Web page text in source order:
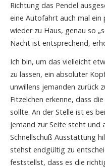
Richtung das Pendel
eine Autofahrt auch mal ein
wieder zu Haus, genau so
Nacht ist entsprechend,
Ich bin, um das vielleicht
zu lassen, ein absoluter
unwillens jemanden zurück
Fitzelchen erkenne, dass
sollte. An der Stelle ist es
jemand zur Seite steht und
Schnellschuß Ausstattung
stehst endgültig zu
feststellst, dass es die